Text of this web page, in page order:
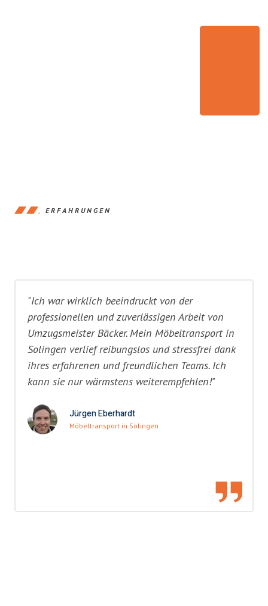
ERFAHRUNGEN
"Ich war wirklich beeindruckt von der
professionellen und zuverlässigen Arbeit von
Umzugsmeister Bäcker. Mein Möbeltransport in
Solingen verlief reibungslos und stressfrei dank
ihres erfahrenen und freundlichen Teams. Ich
kann sie nur wärmstens weiterempfehlen!"
Jürgen Eberhardt
Möbeltransport in Solingen